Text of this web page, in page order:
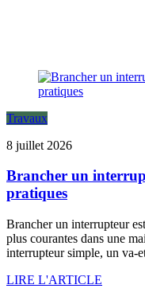
Travaux
8 juillet 2026
Brancher un
pratiques
Brancher un interrupteur
plus courantes dans une
interrupteur simple, un va-
LIRE L'ARTICLE